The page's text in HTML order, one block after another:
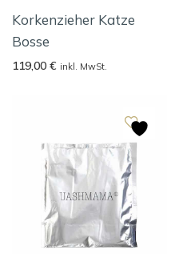
Korkenzieher Katze
Bosse
119,00 € inkl. MwSt.